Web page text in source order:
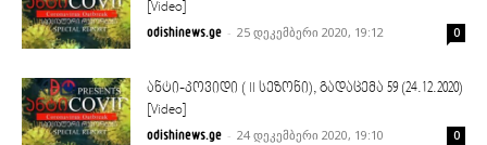
[Video]
odishinews.ge - 25 დეკემბერი 2020, 19:12 0
ანტი-კოვიდი ( II სეზონი), გადაცემა 59 (24.12.2020)
[Video]
odishinews.ge - 24 დეკემბერი 2020, 19:10 0